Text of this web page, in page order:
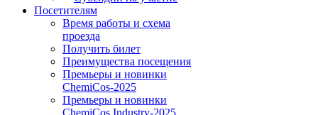
Посетителям
Время работы и схема
проезда
Получить билет
Преимущества посещения
Премьеры и новинки
ChemiCos-2025
Премьеры и новинки
ChemiCos Industry-2025